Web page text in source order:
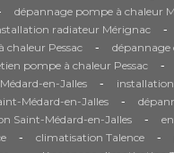
dépannage pompe à chaleur
radiateur Mérignac -
Pessac - dépannage
pompe à chaleur Pessac -
en-Jalles -
Médard-en-Jalles -
Saint-Médard-en-Jalles -
- climatisation Talence -